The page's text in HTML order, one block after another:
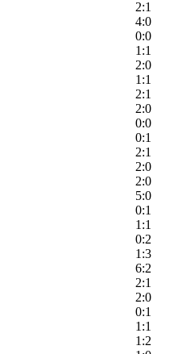
2:1
4:0
0:0
1:1
2:0
1:1
2:1
2:0
0:0
0:1
2:1
2:0
2:0
5:0
0:1
1:1
0:2
1:3
6:2
2:1
2:0
0:1
1:1
1:2